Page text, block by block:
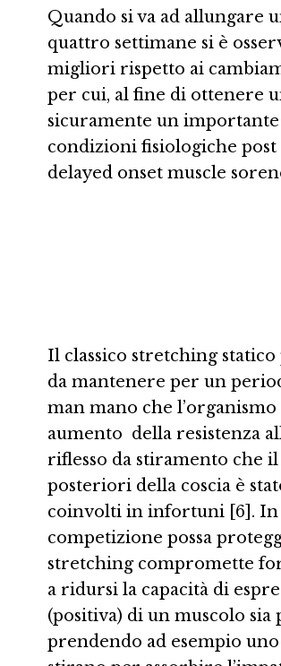
Quando si va ad allungare
quattro settimane si è
migliori rispetto ai
per cui, al fine di ottenere
sicuramente un
condizioni fisiologiche
delayed onset muscle
Il classico stretching
da mantenere per un
man mano che
aumento della resistenza
riflesso da stiramento che
posteriori della coscia è
coinvolti in infortuni [6]. In
competizione possa
stretching compromette
a ridursi la capacità di
(positiva) di un muscolo
prendendo ad esempio